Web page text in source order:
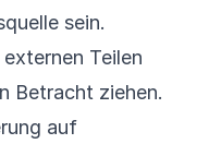
sein.
externen Teilen
Betracht ziehen.
auf